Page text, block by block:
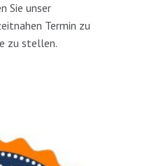
Sie unser
Termin zu
zu stellen.